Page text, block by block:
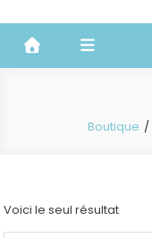
Boutique
Voici le seul résultat